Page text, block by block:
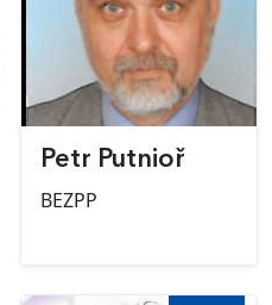
Petr Putnioř
BEZPP